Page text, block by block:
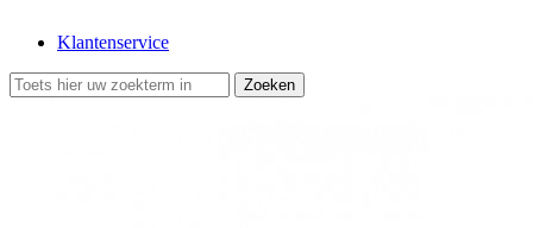
Klantenservice